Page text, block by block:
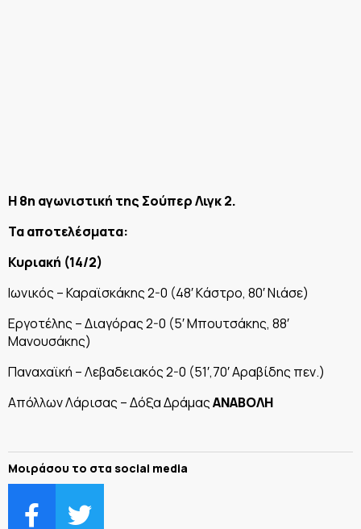
Η 8η αγωνιστική της Σούπερ Λιγκ 2.
Τα αποτελέσματα:
Κυριακή (14/2)
Ιωνικός – Καραϊσκάκης 2-0 (48′ Kάστρο, 80′ Νιάσε)
Εργοτέλης – Διαγόρας 2-0 (5′ Μπουτσάκης, 88′
Μανουσάκης)
Παναχαϊκή – Λεβαδειακός 2-0 (51′,70′ Αραβίδης πεν.)
Απόλλων Λάρισας – Δόξα ΔράμαςΑΝΑΒΟΛΗ
Μοιράσου το στα social media